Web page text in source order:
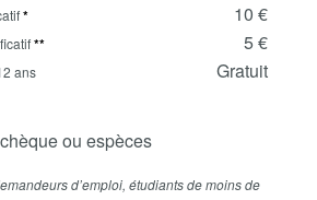
*
10 €
**
5 €
ans Gratuit
ou espèces
d’emploi, étudiants de moins de